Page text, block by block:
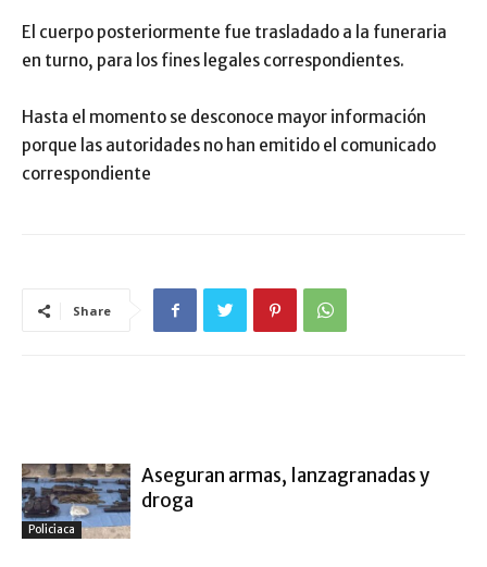
El cuerpo posteriormente fue trasladado a la funeraria
en turno, para los fines legales correspondientes.
Hasta el momento se desconoce mayor información
porque las autoridades no han emitido el comunicado
correspondiente
Share
Policiaca
Aseguran armas, lanzagranadas y
droga